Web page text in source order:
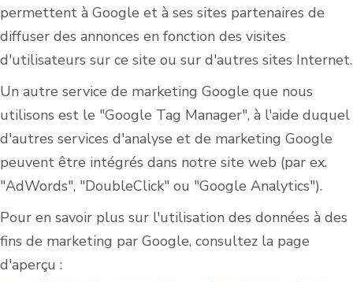
permettent à Google et à ses sites partenaires de
diffuser des annonces en fonction des visites
d'utilisateurs sur ce site ou sur d'autres sites Internet.
Un autre service de marketing Google que nous
utilisons est le "Google Tag Manager", à l'aide duquel
d'autres services d'analyse et de marketing Google
peuvent être intégrés dans notre site web (par ex.
"AdWords", "DoubleClick" ou "Google Analytics").
Pour en savoir plus sur l'utilisation des données à des
fins de marketing par Google, consultez la page
d'aperçu :